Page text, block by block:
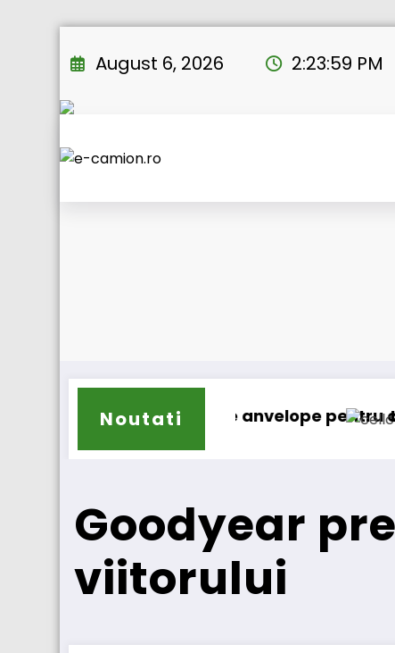
to
August 6, 2026 2:24:00 PM
Noutati
anvelope pentru camioaneLars Ljungström a fost
Goodyear
viitorului